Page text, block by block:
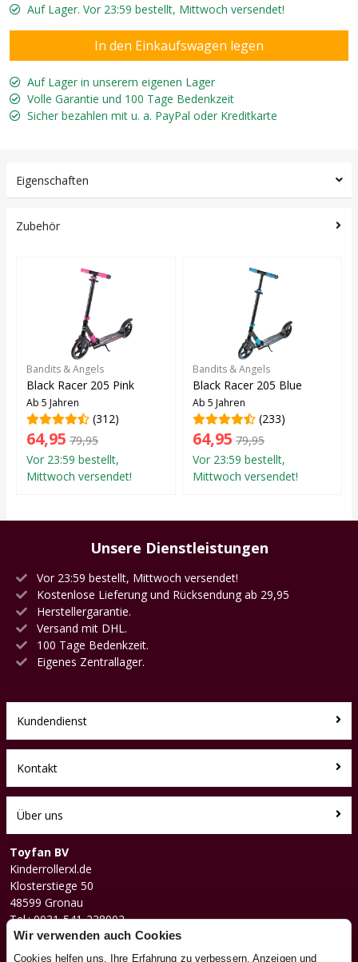
Auf Lager. Vor 23:59 bestellt, Mittwoch versendet!
Auf Lager in unserem eigenen Lager
Volle Garantie und 100 Tage Bedenkzeit
Sicher bezahlen mit u. a. PayPal oder Kreditkarte
Eigenschaften
Zubehör
Bandits & Angels
Black Racer 205 Pink
Ab 5 Jahren
(312)
64,95 79,95
Vor 23:59 bestellt,
Mittwoch versendet!
Bandits & Angels
Black Racer 205 Blue
Ab 5 Jahren
(233)
64,95 79,95
Vor 23:59 bestellt,
Mittwoch versendet!
Unsere Dienstleistungen
Vor 23:59 bestellt, Mittwoch versendet!
Kostenlose Lieferung und Rücksendung ab 29,95
Herstellergarantie.
Versand mit DHL.
100 Tage Bedenkzeit.
Eigenes Zentrallager.
Kundendienst
Kontakt
Über uns
Toyfan BV
Kinderrollerxl.de
Klosterstiege 50
48599 Gronau
Tel.: 0031-541-228002
Facebook
Instagram
Wir verwenden auch Cookies
Cookies helfen uns, Ihre Erfahrung zu verbessern, Anzeigen und